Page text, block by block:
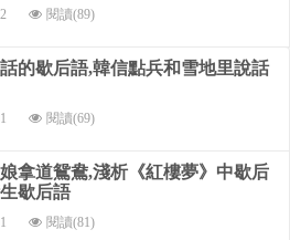
閱讀(89)
的歇后語,韓信點兵和雪地里說話
閱讀(69)
拿道鴛鴦,淺析《紅樓夢》中歇后
歇后語
閱讀(81)